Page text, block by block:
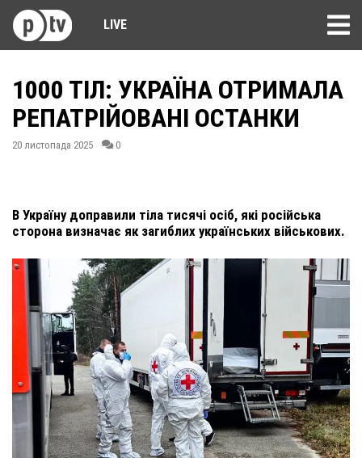
LIVE
1000 ТІЛ: УКРАЇНА ОТРИМАЛА
РЕПАТРІЙОВАНІ ОСТАНКИ
20 листопада 2025 0
В Україну доправили тіла тисячі осіб, які російська
сторона визначає як загиблих українських військових.